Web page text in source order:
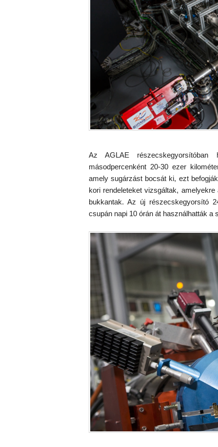
Az AGLAE
másodpercenként 20-30 ezer
amely sugárzást bocsát ki, ezt
kori rendeleteket vizsgáltak,
bukkantak. Az új részecskegyorsító
csupán napi 10 órán át használhatták a